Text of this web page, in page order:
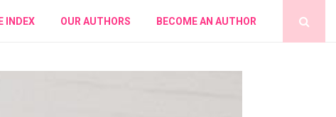
INDEX OUR AUTHORS BECOME AN AUTHOR